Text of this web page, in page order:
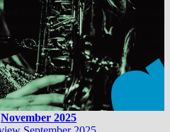
November 2025